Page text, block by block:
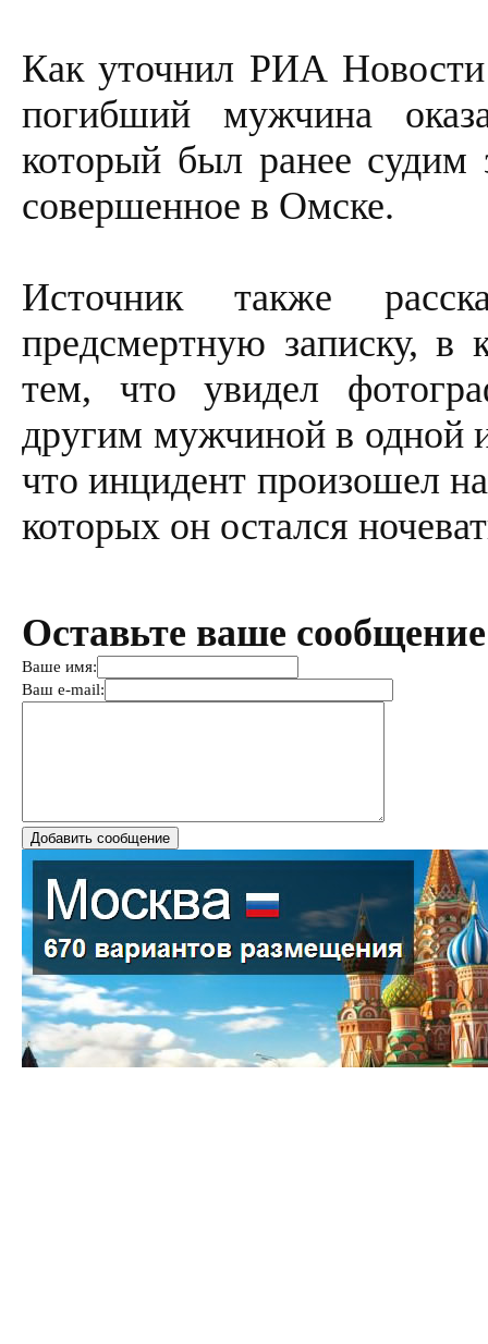
Как уточнил РИА Новости
погибший мужчина
который был ранее судим
совершенное в Омске.
Источник также
предсмертную записку, в
тем, что увидел
другим мужчиной в одной
что инцидент произошел
которых он остался
Оставьте ваше
Ваше имя:
Ваш e-mail: